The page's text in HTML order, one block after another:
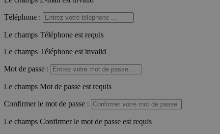
Téléphone :
Le champs Téléphone est requis
Le champs Téléphone est invalid
Mot de passe :
Le champs Mot de passe est requis
Confirmer le mot de passe :
Le champs Confirmer le mot de passe est requis